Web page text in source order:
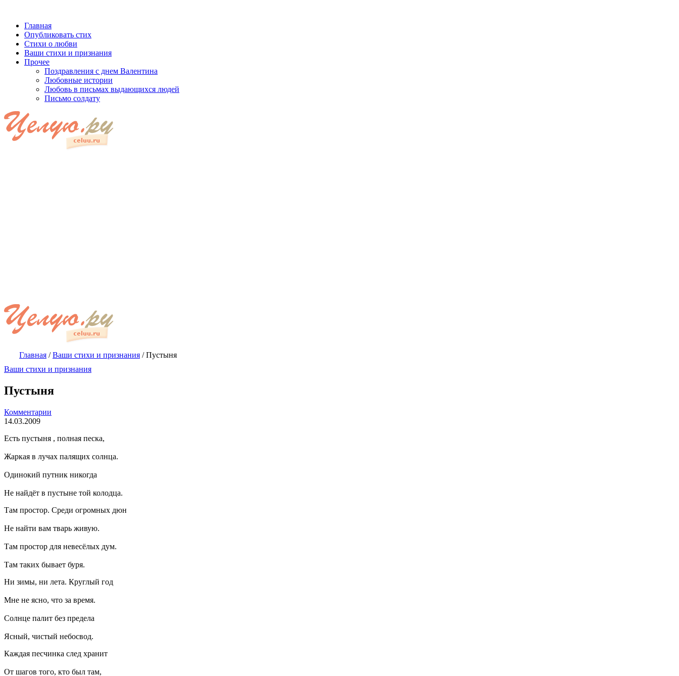
Главная
Опубликовать стих
Стихи о любви
Ваши стихи и признания
Прочее
Поздравления с днем Валентина
Любовные истории
Любовь в письмах выдающихся людей
Письмо солдату
Главная /Ваши стихи и признания /Пустыня
Ваши стихи и признания
Пустыня
Комментарии
14.03.2009
Есть пустыня , полная песка,
Жаркая в лучах палящих солнца.
Одинокий путник никогда
Не найдёт в пустыне той колодца.
Там простор. Среди огромных дюн
Не найти вам тварь живую.
Там простор для невесёлых дум.
Там таких бывает буря.
Ни зимы, ни лета. Круглый год
Мне не ясно, что за время.
Солнце палит без предела
Ясный, чистый небосвод.
Каждая песчинка след хранит
От шагов того, кто был там,